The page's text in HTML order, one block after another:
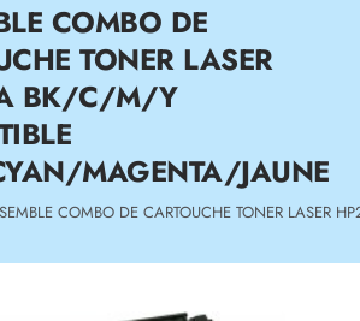
COMBO DE
TONER LASER
BK/C/M/Y
MAGENTA/JAUNE
COMBO DE CARTOUCHE TONER